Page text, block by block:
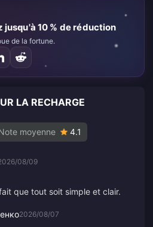
10 % de réduction
de la fortune.
LA RECHARGE
moyenne 4.1
08/09
que tout soit simple et clair.
2026/08/07